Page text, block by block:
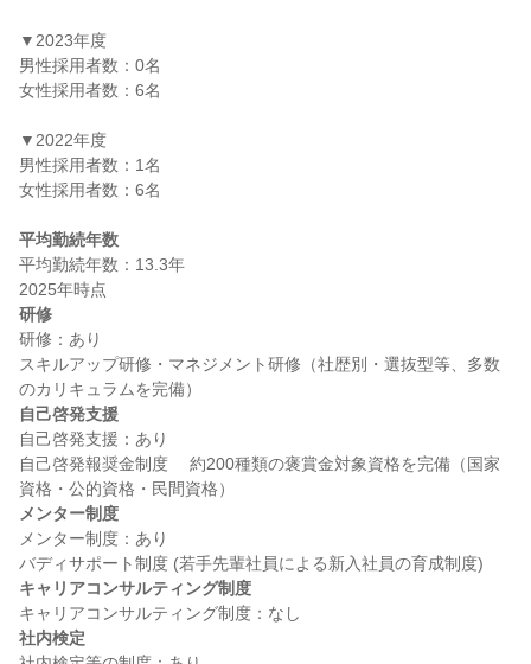
▼2023年度
男性採用者数：0名
女性採用者数：6名
▼2022年度
男性採用者数：1名
女性採用者数：6名
平均勤続年数
平均勤続年数：13.3年
研修
研修：あり
スキルアップ研修・マネジメント研修（社歴別・選抜型等、多数
自己啓発支援
自己啓発支援：あり
自己啓発報奨金制度 　約200種類の褒賞金対象資格を完備（国家
メンター制度
メンター制度：あり
キャリアコンサルティング制度
社内検定